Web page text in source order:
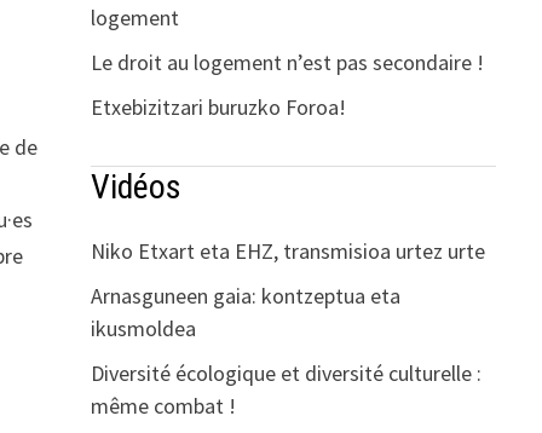
de
logement
Le droit au logement n’est pas secondaire !
Etxebizitzari buruzko Foroa!
Vidéos
Niko Etxart eta EHZ, transmisioa urtez urte
Arnasguneen gaia: kontzeptua eta
ikusmoldea
Diversité écologique et diversité culturelle :
même combat !